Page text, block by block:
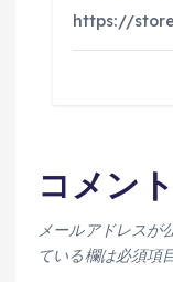
https://
コメン
メールアドレスが
ている欄は必須項